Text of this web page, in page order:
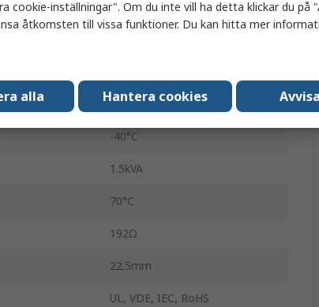
PT
240V ac
-40°C
1.5kVA
70°C
192Ω
22.5mm
UL, VDE, IEC, RoHS
cookie-inställningar". Om du inte vill ha detta klickar du på
åtkomsten till vissa funktioner. Du kan hitta mer
alla Hantera cookies